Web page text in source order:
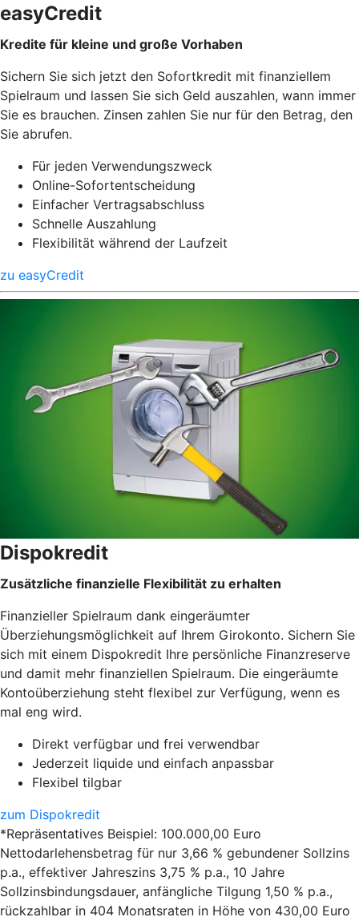
easyCredit
Kredite für kleine und große Vorhaben
Sichern Sie sich jetzt den Sofortkredit mit finanziellem
Spielraum und lassen Sie sich Geld auszahlen, wann immer
Sie es brauchen. Zinsen zahlen Sie nur für den Betrag, den
Sie abrufen.
Für jeden Verwendungszweck
Online-Sofortentscheidung
Einfacher Vertragsabschluss
Schnelle Auszahlung
Flexibilität während der Laufzeit
zu easyCredit
Dispokredit
Zusätzliche finanzielle Flexibilität zu erhalten
Finanzieller Spielraum dank eingeräumter
Überziehungsmöglichkeit auf Ihrem Girokonto. Sichern Sie
sich mit einem Dispokredit Ihre persönliche Finanzreserve
und damit mehr finanziellen Spielraum. Die eingeräumte
Kontoüberziehung steht flexibel zur Verfügung, wenn es
mal eng wird.
Direkt verfügbar und frei verwendbar
Jederzeit liquide und einfach anpassbar
Flexibel tilgbar
zum Dispokredit
*Repräsentatives Beispiel: 100.000,00 Euro
Nettodarlehensbetrag für nur 3,66 % gebundener Sollzins
p.a., effektiver Jahreszins 3,75 % p.a., 10 Jahre
Sollzinsbindungsdauer, anfängliche Tilgung 1,50 % p.a.,
rückzahlbar in 404 Monatsraten in Höhe von 430,00 Euro